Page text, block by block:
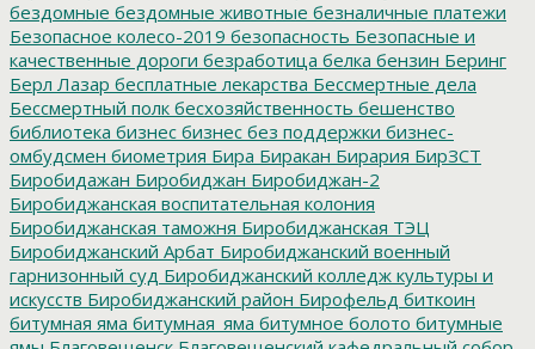
бездомные бездомные животные безналичные платежи
Безопасное колесо-2019 безопасность Безопасные и
качественные дороги безработица белка бензин Беринг
Берл Лазар бесплатные лекарства Бессмертные дела
Бессмертный полк бесхозяйственность бешенство
библиотека бизнес бизнес без поддержки бизнес-
омбудсмен биометрия Бира Биракан Бирария БирЗСТ
Биробидажан Биробиджан Биробиджан-2
Биробиджанская воспитательная колония
Биробиджанская таможня Биробиджанская ТЭЦ
Биробиджанский Арбат Биробиджанский военный
гарнизонный суд Биробиджанский колледж культуры и
искусств Биробиджанский район Бирофельд биткоин
битумная яма битумная_яма битумное болото битумные